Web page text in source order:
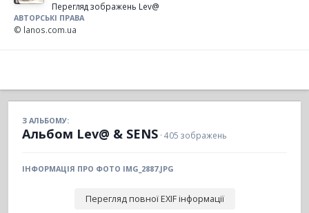
Перегляд зображень Lev@
АВТОРСЬКІ ПРАВА
© lanos.com.ua
З АЛЬБОМУ:
Альбом Lev@ & SENS · 405 зображень
ІНФОРМАЦІЯ ПРО ФОТО IMG_2887.JPG
Перегляд повної EXIF інформації